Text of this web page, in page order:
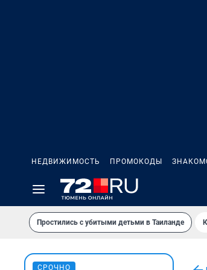
НЕДВИЖИМОСТЬ ПРОМОКОДЫ
Простились с убитыми детьми в Таиланде
СРОЧНО